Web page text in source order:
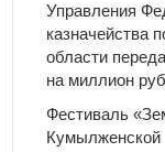
Управления
казначейства
области
на миллион
Фестиваль
Кумылженской